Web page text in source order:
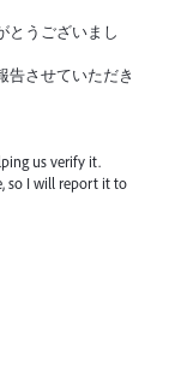
とうございまし
告させていただき
us verify it.
so I will report it to